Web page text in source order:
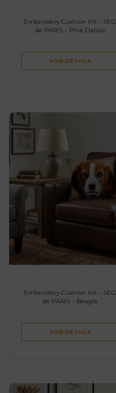
Embroidery Cushion Kit – SEG
de PARIS – Pink Dahlia
VOIR DÉTAILS
Embroidery Cushion Kit – SEG
de PARIS – Beagle
VOIR DÉTAILS